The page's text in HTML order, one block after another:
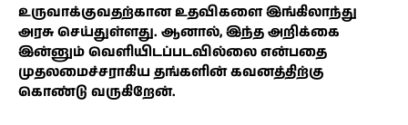
உருவாக்குவதற்கான உதவிகளை இங்கிலாந்து
அரசு செய்துள்ளது. ஆனால், இந்த அறிக்கை
இன்னும் வெளியிடப்படவில்லை என்பதை
முதலமைச்சராகிய தங்களின் கவனத்திற்கு
கொண்டு வருகிறேன்.